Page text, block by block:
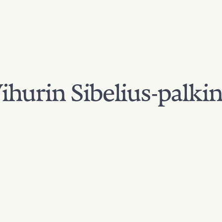
Sibelius-